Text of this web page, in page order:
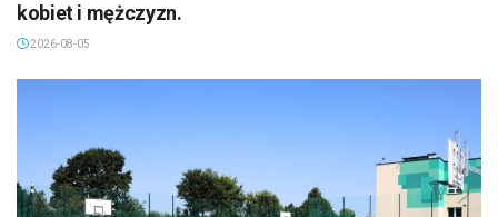
kobiet i mężczyzn.
2026-08-05